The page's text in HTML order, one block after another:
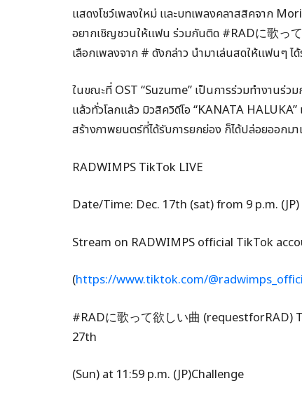
แสดงโชว์เพลงใหม่ และบทเพลงคลาสสิคจาก
อยากเชิญชวนให้แฟน ร่วมกันติด #RADに歌っ
เลือกเพลงจาก # ดังกล่าว นำมาเล่นสดให้แฟนๆ
ในขณะที่ OST “Suzume” เป็นการร่วมทำงานร่
แล้วทั่วโลกแล้ว มิวสิควิดีโอ “KANATA
สร้างภาพยนตร์ที่ได้รับการยกย่อง ก็ได้ปล่อยออกม
RADWIMPS TikTok LIVE
Date/Time: Dec. 17th (sat) from 9 p.m. (JP)
Stream on RADWIMPS official TikTok
(https://www.tiktok.com/
#RADに歌って欲しい曲 (requestforRAD)
27th
(Sun) at 11:59 p.m. (JP)Challenge